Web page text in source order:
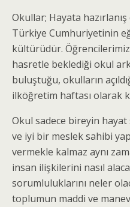
Okullar; Hayata
Türkiye Cumhuriyetinin
kültürüdür.
hasretle beklediği okul
buluştuğu, okulların
ilköğretim haftası olarak
Okul sadece bireyin
ve iyi bir meslek sahibi
vermekle kalmaz aynı
insan ilişkilerini nasıl
sorumluluklarını neler
toplumun maddi ve